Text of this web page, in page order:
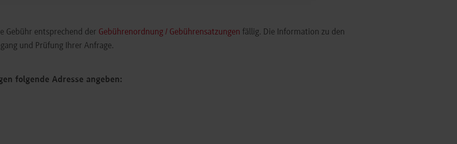
Gebühr entsprechend der Gebührenordnung / Gebührensatzungen fällig. Die Information zu den
und Prüfung Ihrer Anfrage.
folgende Adresse angeben: